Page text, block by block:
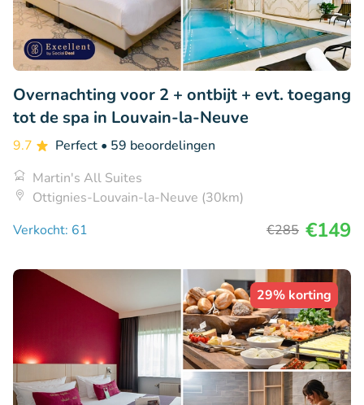
Overnachting voor 2 + ontbijt + evt. toegang
tot de spa in Louvain-la-Neuve
9.7 Perfect • 59 beoordelingen
Martin's All Suites
Ottignies-Louvain-la-Neuve (30km)
Verkocht: 61
€285 €149
29% korting